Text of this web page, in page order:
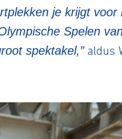
je krijgt
Spelen
spektakel,”aldus